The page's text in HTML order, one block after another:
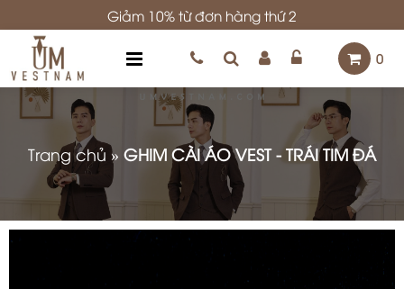
Giảm 10% từ đơn hàng thứ 2
0
Trang chủ » GHIM CÀI ÁO VEST - TRÁI TIM ĐÁ